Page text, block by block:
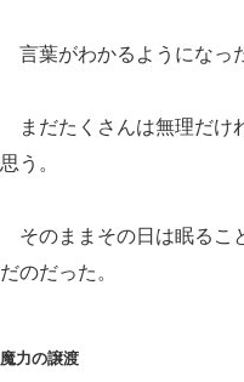
言葉がわかるようになっ
まだたくさんは無理だけ
思う。
そのままその日は眠るこ
だのだった。
魔力の譲渡